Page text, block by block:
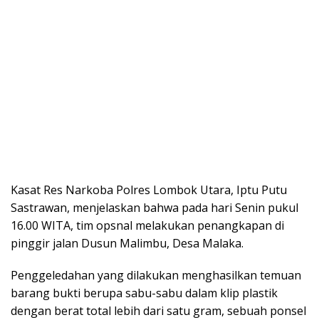
Kasat Res Narkoba Polres Lombok Utara, Iptu Putu
Sastrawan, menjelaskan bahwa pada hari Senin pukul
16.00 WITA, tim opsnal melakukan penangkapan di
pinggir jalan Dusun Malimbu, Desa Malaka.
Penggeledahan yang dilakukan menghasilkan temuan
barang bukti berupa sabu-sabu dalam klip plastik
dengan berat total lebih dari satu gram, sebuah ponsel